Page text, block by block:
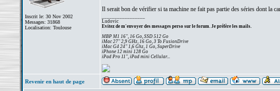
Inscrit le: 30 Nov 2002
Messages: 31868
Localisation: Toulouse
Il serait bon de vérifier si ta machine ne fait pas partie des séries dont la
Ludovic
Evitez de m'envoyer des messages perso sur le forum. Je préfère les mails.
MBP M1 16", 16 Go, SSD 512 Go
iMac 27" 2,9 GHz, 16 Go, 3 To FusionDrive
iMac G4 24" 1,6 Ghz, 1 Go, SuperDrive
iPhone 12 mini 128 Go
iPad Pro 11", iPad mini Cellular...
Revenir en haut de page